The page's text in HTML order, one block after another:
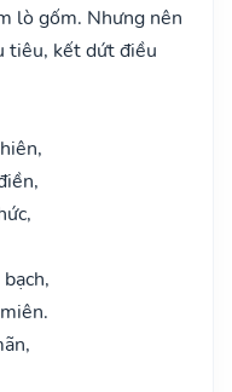
lò gốm. Nhưng nên
tiêu, kết dứt điều